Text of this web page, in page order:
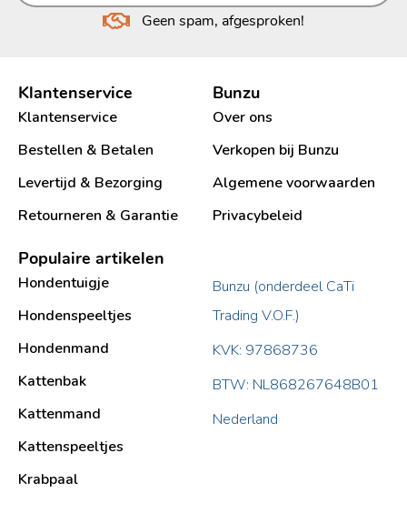
Geen spam, afgesproken!
Klantenservice
Klantenservice
Bestellen & Betalen
Levertijd & Bezorging
Retourneren & Garantie
Bunzu
Over ons
Verkopen bij Bunzu
Algemene voorwaarden
Privacybeleid
Populaire artikelen
Hondentuigje
Hondenspeeltjes
Hondenmand
Kattenbak
Kattenmand
Kattenspeeltjes
Krabpaal​
Bunzu (onderdeel CaTi
Trading V.O.F.)
KVK: 97868736
BTW: NL868267648B01
Nederland